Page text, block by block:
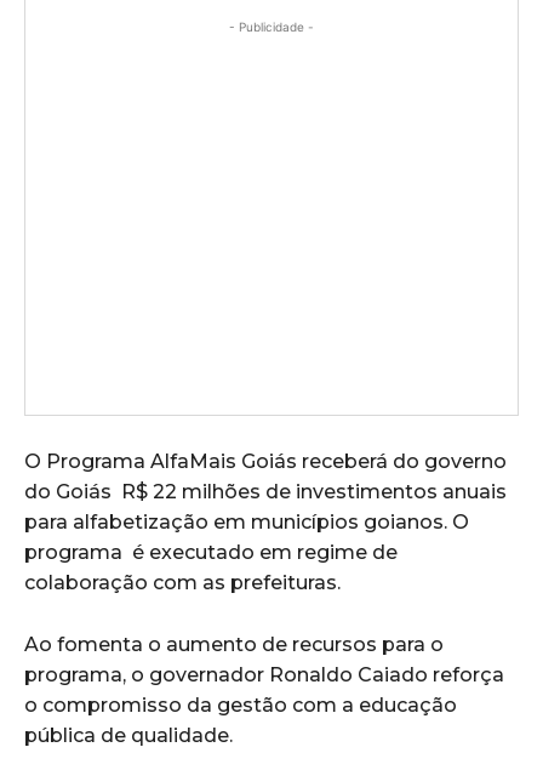
- Publicidade -
O Programa AlfaMais Goiás receberá do governo
do Goiás R$ 22 milhões de investimentos anuais
para alfabetização em municípios goianos. O
programa é executado em regime de
colaboração com as prefeituras.
Ao fomenta o aumento de recursos para o
programa, o governador Ronaldo Caiado reforça
o compromisso da gestão com a educação
pública de qualidade.